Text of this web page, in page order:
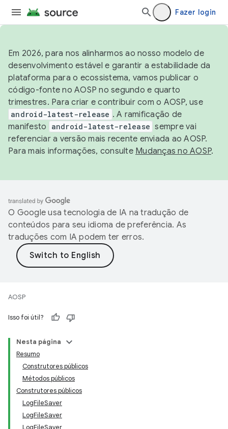
Fazer login
Em 2026, para nos alinharmos ao nosso modelo de
desenvolvimento estável e garantir a estabilidade da
plataforma para o ecossistema, vamos publicar o
código-fonte no AOSP no segundo e quarto
trimestres. Para criar e contribuir com o AOSP, use
android-latest-release . A ramificação de
manifesto
android-latest-release sempre vai
referenciar a versão mais recente enviada ao AOSP.
Para mais informações, consulte Mudanças no AOSP.
O Google usa tecnologia de IA na tradução de
conteúdos para seu idioma de preferência. As
traduções com IA podem ter erros.
AOSP
Isso foi útil?
Nesta página
Resumo
Construtores públicos
Métodos públicos
Construtores públicos
LogFileSaver
LogFileSaver
LogFileSaver